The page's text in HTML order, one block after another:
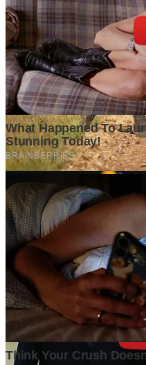
Rahasia Perusahaan
Pasar Sebelum Bertinda
1 week ago